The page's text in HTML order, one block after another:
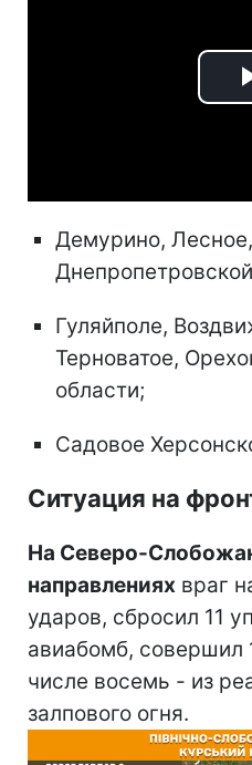
Демурино,
Гуляйполе,
Терноватое,
области;
Садовое
Ситуация на
На Северо-
направлениях враг
ударов, сбросил 11
авиабомб, совершил
числе восемь - из
залпового огня.